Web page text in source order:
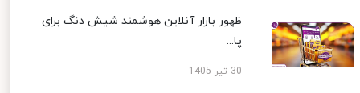
ظهور بازار آنلاین هوشمند شیش دنگ برای
پا...
30 تیر 1405